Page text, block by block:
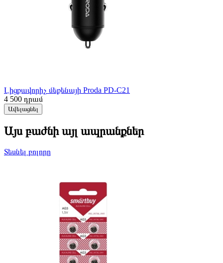
Լիցքավորիչ մեքենայի Proda PD-C21
4 500 դրամ
Ավելացնել
Այս բաժնի այլ ապրանքներ
Տեսնել բոլորը